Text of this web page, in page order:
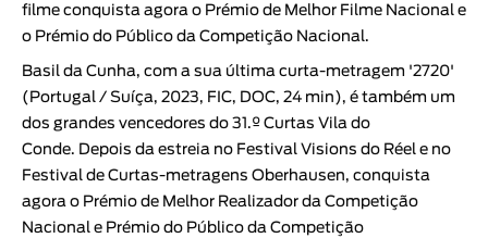
Animação
Experimental
Documentário
filme conquista agora o Prémio de Melhor Filme Nacional e
o Prémio do Público da Competição Nacional.
Basil da Cunha, com a sua última curta-metragem '2720'
(Portugal / Suíça, 2023, FIC, DOC, 24 min), é também um
dos grandes vencedores do 31.º Curtas Vila do
Conde. Depois da estreia no Festival Visions do Réel e no
Festival de Curtas-metragens Oberhausen, conquista
agora o Prémio de Melhor Realizador da Competição
Nacional e Prémio do Público da Competição